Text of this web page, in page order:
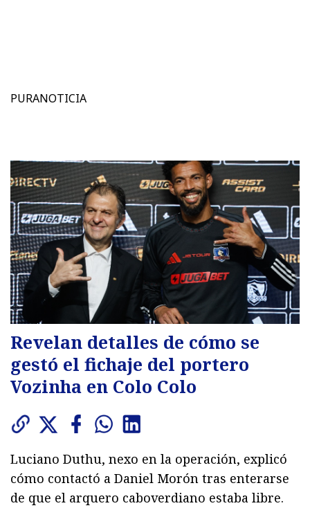
PURANOTICIA
Revelan detalles de cómo se
gestó el fichaje del portero
Vozinha en Colo Colo
Luciano Duthu, nexo en la operación, explicó
cómo contactó a Daniel Morón tras enterarse
de que el arquero caboverdiano estaba libre.